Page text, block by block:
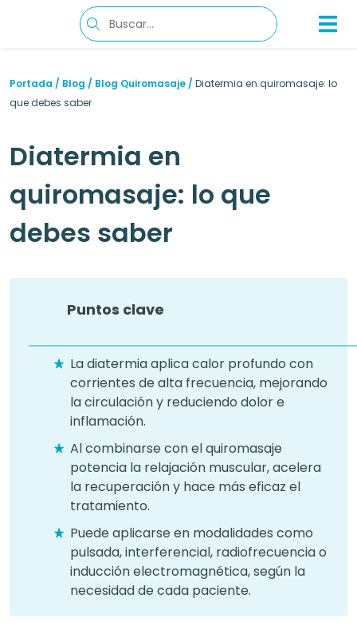
Portada / Blog / Blog Quiromasaje / Diatermia en quiromasaje: lo
que debes saber
Diatermia en
quiromasaje: lo que
debes saber
Puntos clave
La diatermia aplica calor profundo con
corrientes de alta frecuencia, mejorando
la circulación y reduciendo dolor e
inflamación.
Al combinarse con el quiromasaje
potencia la relajación muscular, acelera
la recuperación y hace más eficaz el
tratamiento.
Puede aplicarse en modalidades como
pulsada, interferencial, radiofrecuencia o
inducción electromagnética, según la
necesidad de cada paciente.